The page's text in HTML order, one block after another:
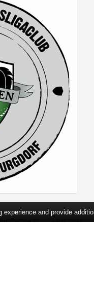
App Leistungen
and provide